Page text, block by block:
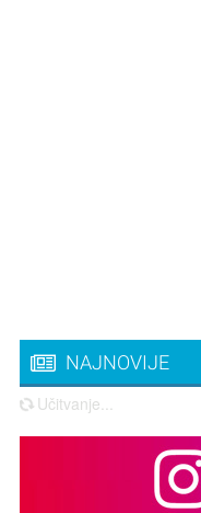
NAJNOVIJE
Učitvanje...